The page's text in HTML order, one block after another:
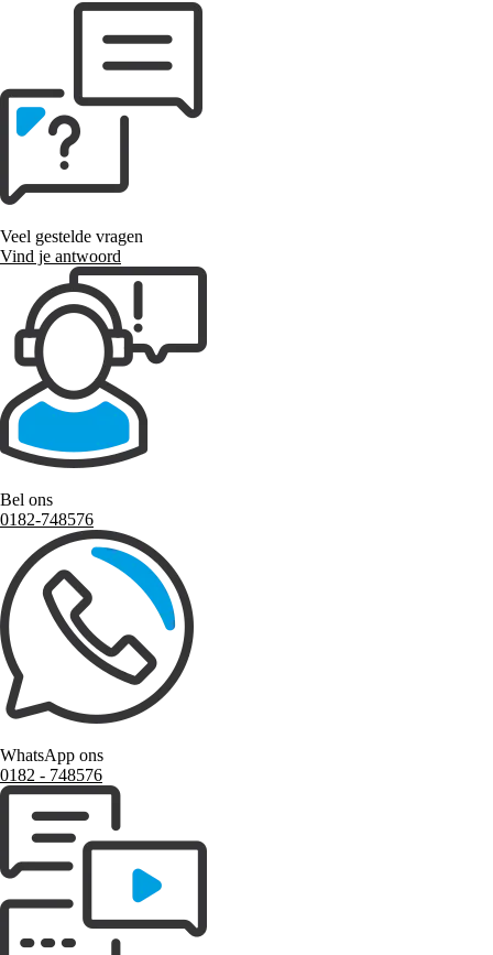
Veel gestelde vragen
Vind je antwoord
Bel ons
0182-748576
WhatsApp ons
0182 ‑ 748576